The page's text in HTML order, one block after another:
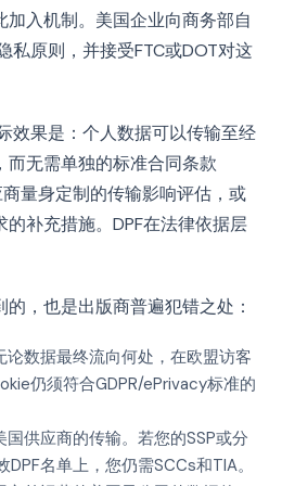
加入机制。美国企业向商务部自
私原则，并接受FTC或DOT对这
效果是：个人数据可以传输至经
而无需单独的标准合同条款
商量身定制的传输影响评估，或
的补充措施。DPF在法律依据层
的，也是出版商普遍犯错之处：
论数据最终流向何处，在欧盟访客
仍须符合GDPR/ePrivacy标准的
国供应商的传输。若您的SSP或分
名单上，您仍需SCCs和TIA。